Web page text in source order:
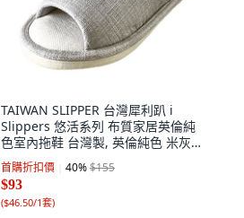
TAIWAN SLIPPER 台灣犀利趴 i
Slippers 悠活系列 布質家居英倫純
色室內拖鞋 台灣製, 英倫純色 米灰
色, 1雙
首購折扣價 40%$155
$93
($46.50/1套)